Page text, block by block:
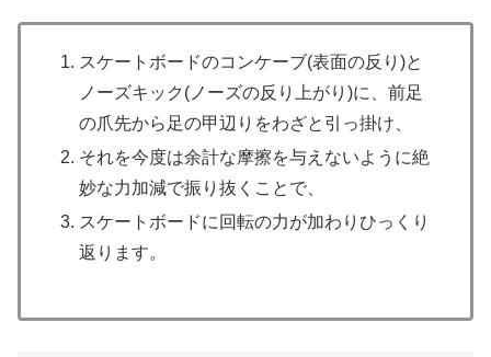
スケートボードのコンケーブ(表面の反り)と
ノーズキック(ノーズの反り上がり)に、前足
の爪先から足の甲辺りをわざと引っ掛け、
それを今度は余計な摩擦を与えないように絶
妙な力加減で振り抜く ことで、
スケートボードに回転の力が加わりひっくり
返ります。